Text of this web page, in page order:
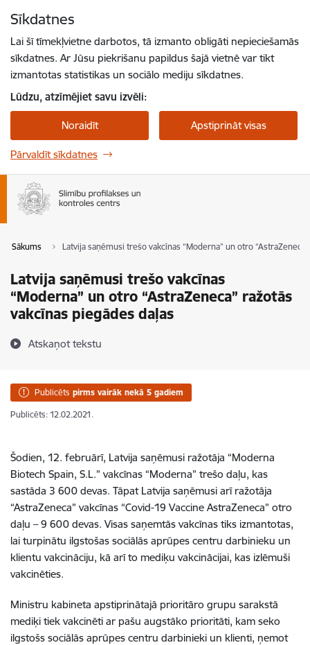
Sīkdatnes
Lai šī tīmekļvietne darbotos, tā izmanto obligāti nepieciešamās
sīkdatnes. Ar Jūsu piekrišanu papildus šajā vietnē var tikt
izmantotas statistikas un sociālo mediju sīkdatnes.
Lūdzu, atzīmējiet savu izvēli:
Noraidīt Apstiprināt visas
Pārvaldīt sīkdatnes
Sākums Latvija saņēmusi trešo vakcīnas “Moderna” un otro
Latvija saņēmusi trešo vakcīnas
“Moderna” un otro “AstraZeneca” ražotās
vakcīnas piegādes daļas
Atskaņot tekstu
Publicēts pirms vairāk nekā 5 gadiem
Publicēts: 12.02.2021.
Šodien, 12. februārī, Latvija saņēmusi ražotāja “Moderna
Biotech Spain, S.L.” vakcīnas “Moderna” trešo daļu, kas
sastāda 3 600 devas. Tāpat Latvija saņēmusi arī ražotāja
“AstraZeneca” vakcīnas “Covid-19 Vaccine AstraZeneca” otro
daļu – 9 600 devas. Visas saņemtās vakcīnas tiks izmantotas,
lai turpinātu ilgstošas sociālās aprūpes centru darbinieku un
klientu vakcināciju, kā arī to mediķu vakcinācijai, kas izlēmuši
vakcinēties.
Ministru kabineta apstiprinātajā prioritāro grupu sarakstā
mediķi tiek vakcinēti ar pašu augstāko prioritāti, kam seko
ilgstošs sociālās aprūpes centru darbinieki un klienti, ņemot